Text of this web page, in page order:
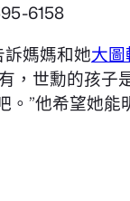
6158
媽媽和她大圖
，世勳的孩
。”他希望她能